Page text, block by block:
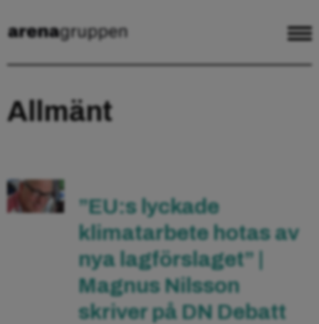
Allmänt
”EU:s lyckade
klimatarbete hotas av
nya lagförslaget” |
Magnus Nilsson
skriver på DN Debatt